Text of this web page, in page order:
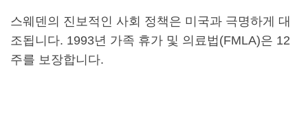
스웨덴의 진보적인 사회 정책은 미국과 극명하게 대
조됩니다. 1993년 가족 휴가 및 의료법(FMLA)은 12
주를 보장합니다.